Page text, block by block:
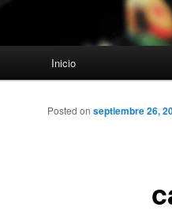
Inicio
Posted on septiembre 26,